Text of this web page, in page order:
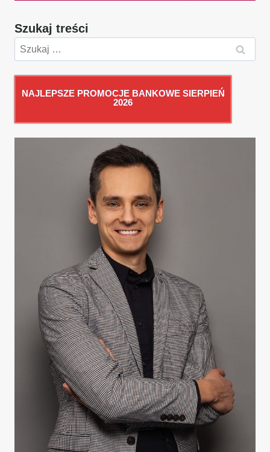
Szukaj treści
Szukaj:
NAJLEPSZE PROMOCJE BANKOWE SIERPIEŃ
2026